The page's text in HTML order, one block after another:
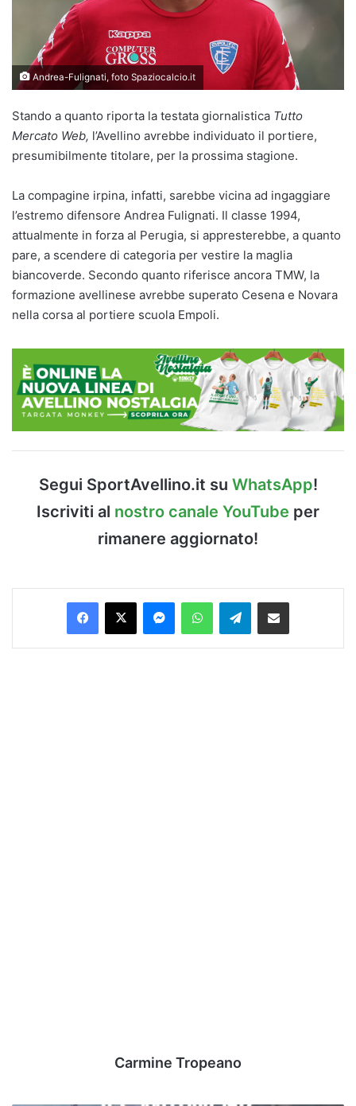
Andrea-Fulignati, foto Spaziocalcio.it
Stando a quanto riporta la testata giornalistica Tutto
Mercato Web, l’Avellino avrebbe individuato il portiere,
presumibilmente titolare, per la prossima stagione.
La compagine irpina, infatti, sarebbe vicina ad ingaggiare
l’estremo difensore Andrea Fulignati. Il classe 1994,
attualmente in forza al Perugia, si appresterebbe, a quanto
pare, a scendere di categoria per vestire la maglia
biancoverde. Secondo quanto riferisce ancora TMW, la
formazione avellinese avrebbe superato Cesena e Novara
nella corsa al portiere scuola Empoli.
Segui SportAvellino.it su WhatsApp!
Iscriviti al nostro canale YouTube per
rimanere aggiornato!
Facebook
X MessengerWhatsAppTelegramCondividi via Email
Carmine Tropeano